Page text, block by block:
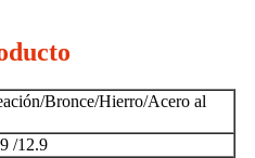
Bronce/Hierro/Acero al
/12.9